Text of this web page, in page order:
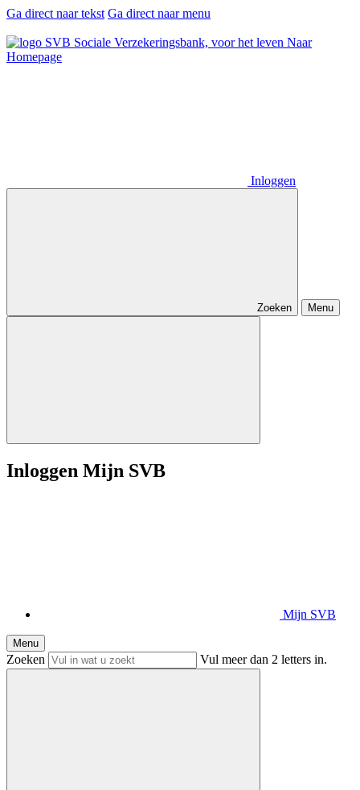
Ga direct naar tekst Ga direct naar menu
Naar
Homepage
Inloggen
Zoeken Menu
Inloggen Mijn SVB
Mijn SVB
Menu
Zoeken Vul meer dan 2 letters in.